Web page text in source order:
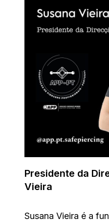
Presidente da
Vieira
Susana Vieira é a